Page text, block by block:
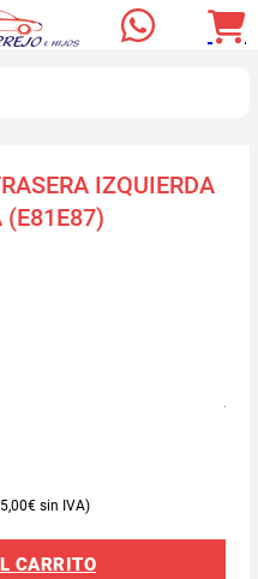
IZQUIERDA
(E81E87)
€
CARRITO